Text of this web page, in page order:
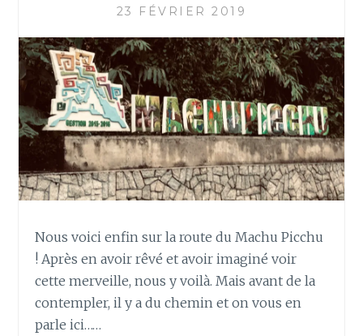
23 FÉVRIER 2019
Nous voici enfin sur la route du Machu Picchu
! Après en avoir rêvé et avoir imaginé voir
cette merveille, nous y voilà. Mais avant de la
contempler, il y a du chemin et on vous en
parle ici……